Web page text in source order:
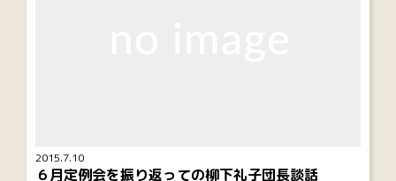
2015.7.10
６月定例会を振り返っての柳下礼子団長談話